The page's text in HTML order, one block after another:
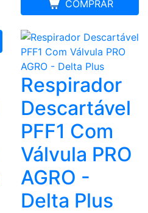
COMPRAR
Respirador
Descartável
PFF1 Com
Válvula PRO
AGRO -
Delta Plus